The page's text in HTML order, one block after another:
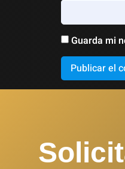
Guarda mi